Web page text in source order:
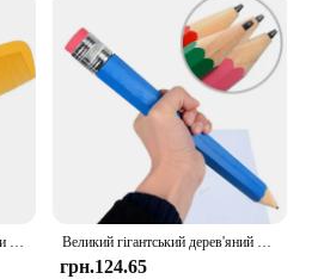
Костюм із великими гребінцями 42 см. Смішний гігантський гребінець. Портативний легкий гребінець для вечірки на Хеллоуїн. Карнавальна вечірка. Костюм. Опора. Великий гігантський дерев'яний олівець 35 см, індивідуальність, новинки, канцелярські товари, дитячі іграшки, реквізит, фарба, художник, студент, велика ручка, подарунки
грн.124.65